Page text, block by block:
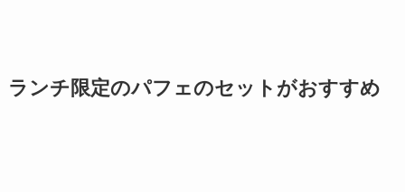
ランチ限定のパフェのセットがおすすめ